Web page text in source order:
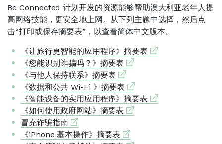
Be Connected 计划开发的资源能够帮助澳大利亚老年人提
高网络技能，更安全地上网。从下列主题中选择，然后点
击“打印或保存摘要表”，以查看简体中文版本。
《让旅行更智能的应用程序》摘要表 External link
《您能识别诈骗吗？》摘要表 External link
《与他人保持联系》摘要表 External link
《数据和公共 Wi-Fi 》摘要表 External link
《智能设备的实用应用程序》摘要表 External link
《如何使用政府网站》摘要表 External link
冒充诈骗指南External link
《iPhone 基本操作》摘要表 External link